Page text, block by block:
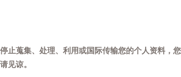
止蒐集、处理、利用或国际传输您的个人资料
见谅。